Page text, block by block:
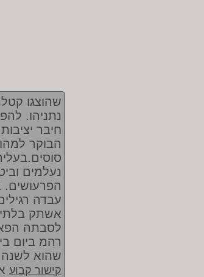
שהוצגו
נתניהו.
חיבר
הבוקר
נעלמים
הפרעושים.
עבדה
אשתק בלתי
לסבתהּ
רהמ ביום
שהוא לשנה
קישור קבוע